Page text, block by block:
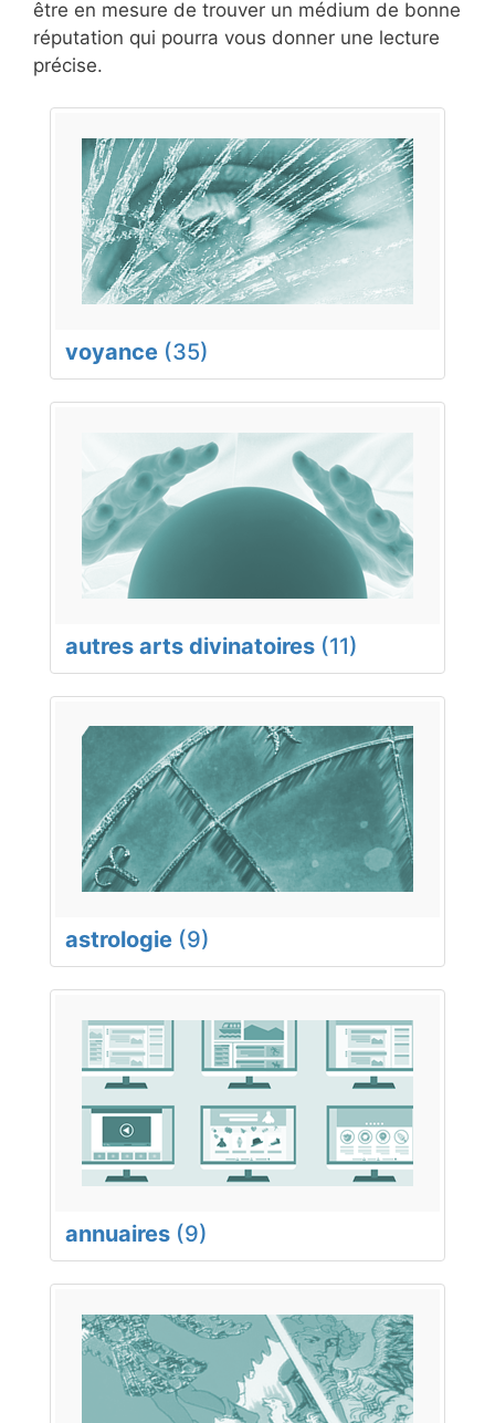
être en mesure de trouver un médium de bonne
réputation qui pourra vous donner une lecture
précise.
voyance (35)
autres arts divinatoires (11)
astrologie (9)
annuaires (9)